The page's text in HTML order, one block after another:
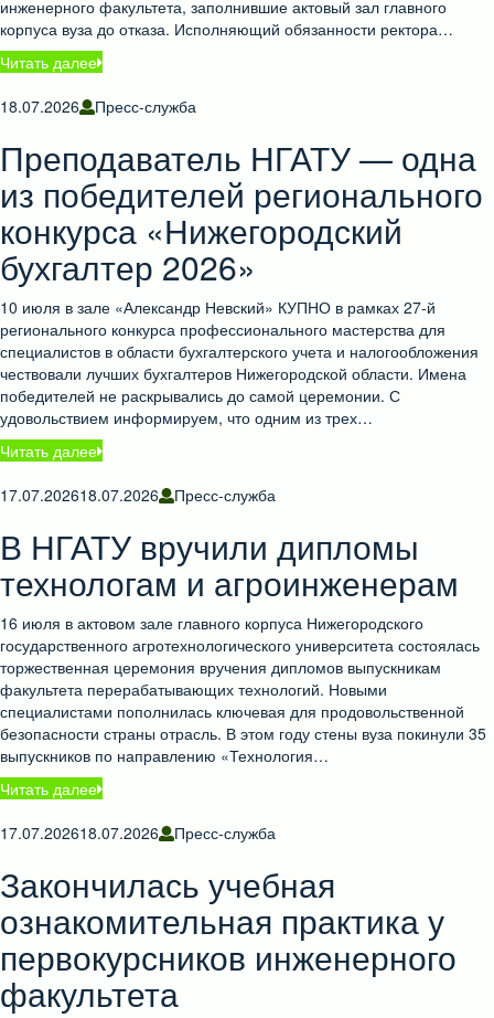
инженерного факультета, заполнившие актовый зал главного
корпуса вуза до отказа. Исполняющий обязанности ректора…
Читать далее
18.07.2026
Пресс-служба
Преподаватель НГАТУ — одна
из победителей регионального
конкурса «Нижегородский
бухгалтер 2026»
10 июля в зале «Александр Невский» КУПНО в рамках 27-й
регионального конкурса профессионального мастерства для
специалистов в области бухгалтерского учета и налогообложения
чествовали лучших бухгалтеров Нижегородской области. Имена
победителей не раскрывались до самой церемонии. С
удовольствием информируем, что одним из трех…
Читать далее
17.07.202618.07.2026 Пресс-служба
В НГАТУ вручили дипломы
технологам и агроинженерам
16 июля в актовом зале главного корпуса Нижегородского
государственного агротехнологического университета состоялась
торжественная церемония вручения дипломов выпускникам
факультета перерабатывающих технологий. Новыми
специалистами пополнилась ключевая для продовольственной
безопасности страны отрасль. В этом году стены вуза покинули 35
выпускников по направлению «Технология…
Читать далее
17.07.202618.07.2026 Пресс-служба
Закончилась учебная
ознакомительная практика у
первокурсников инженерного
факультета